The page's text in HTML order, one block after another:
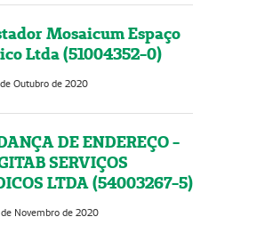
Mosaicum Espaço
Ltda (51004352-0)
Outubro de 2020
DE ENDEREÇO -
SERVIÇOS
LTDA (54003267-5)
Novembro de 2020